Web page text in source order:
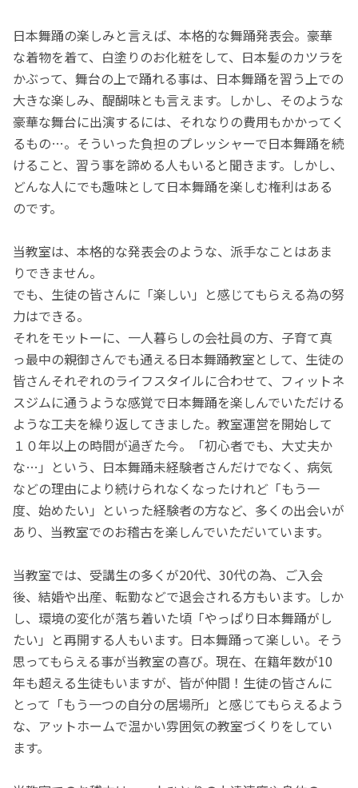
日本舞踊の楽しみと言えば、本格的な舞踊発表会。豪華
な着物を着て、白塗りのお化粧をして、日本髪のカツラを
かぶって、舞台の上で踊れる事は、日本舞踊を習う上での
大きな楽しみ、醍醐味とも言えます。しかし、そのような
豪華な舞台に出演するには、それなりの費用もかかってく
るもの…。そういった負担のプレッシャーで日本舞踊を続
けること、習う事を諦める人もいると聞きます。しかし、
どんな人にでも趣味として日本舞踊を楽しむ権利はある
のです。
当教室は、本格的な発表会のような、派手なことはあま
りできません。
でも、生徒の皆さんに「楽しい」と感じてもらえる為の努
力はできる。
それをモットーに、一人暮らしの会社員の方、子育て真
っ最中の親御さんでも通える日本舞踊教室として、生徒の
皆さんそれぞれのライフスタイルに合わせて、フィットネ
スジムに通うような感覚で日本舞踊を楽しんでいただける
ような工夫を繰り返してきました。教室運営を開始して
１０年以上の時間が過ぎた今。「初心者でも、大丈夫か
な…」という、日本舞踊未経験者さんだけでなく、病気
などの理由により続けられなくなったけれど「もう一
度、始めたい」といった経験者の方など、多くの出会いが
あり、当教室でのお稽古を楽しんでいただいています。
当教室では、受講生の多くが20代、30代の為、ご入会
後、結婚や出産、転勤などで退会される方もいます。しか
し、環境の変化が落ち着いた頃「やっぱり日本舞踊がし
たい」と再開する人もいます。日本舞踊って楽しい。そう
思ってもらえる事が当教室の喜び。現在、在籍年数が10
年も超える生徒もいますが、皆が仲間！生徒の皆さんに
とって「もう一つの自分の居場所」と感じてもらえるよう
な、アットホームで温かい雰囲気の教室づくりをしてい
ます。